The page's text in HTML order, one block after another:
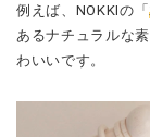
例えば、 NOKKIの「
あるナチュラルな
わいいです。